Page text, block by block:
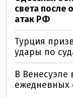
света после
атак РФ
Турция
удары по
В Венесуэле
ежедневных